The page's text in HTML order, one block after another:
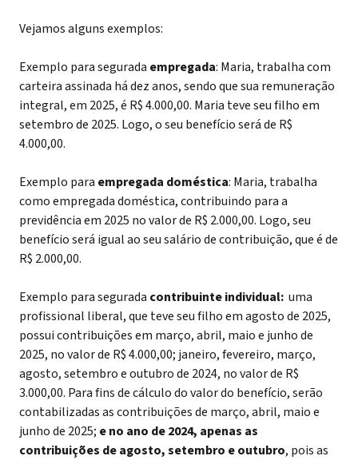
Vejamos alguns exemplos:
Exemplo para segurada empregada: Maria, trabalha com
carteira assinada há dez anos, sendo que sua remuneração
integral, em 2025, é R$ 4.000,00. Maria teve seu filho em
setembro de 2025. Logo, o seu benefício será de R$
4.000,00.
Exemplo para empregada doméstica: Maria, trabalha
como empregada doméstica, contribuindo para a
previdência em 2025 no valor de R$ 2.000,00. Logo, seu
benefício será igual ao seu salário de contribuição, que é de
R$ 2.000,00.
Exemplo para segurada contribuinte individual: uma
profissional liberal, que teve seu filho em agosto de 2025,
possui contribuições em março, abril, maio e junho de
2025, no valor de R$ 4.000,00; janeiro, fevereiro, março,
agosto, setembro e outubro de 2024, no valor de R$
3.000,00. Para fins de cálculo do valor do benefício, serão
contabilizadas as contribuições de março, abril, maio e
junho de 2025; e no ano de 2024, apenas as
contribuições de agosto, setembro e outubro, pois as